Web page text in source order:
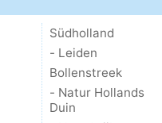
Südholland
- Leiden
Bollenstreek
- Natur Hollands
Duin